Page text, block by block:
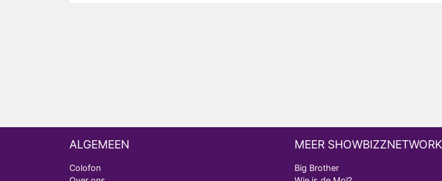
ALGEMEEN
Colofon
MEER SHOWBIZZNETWORK
Big Brother